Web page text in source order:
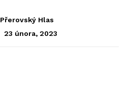
Přerovský Hlas
23 února, 2023